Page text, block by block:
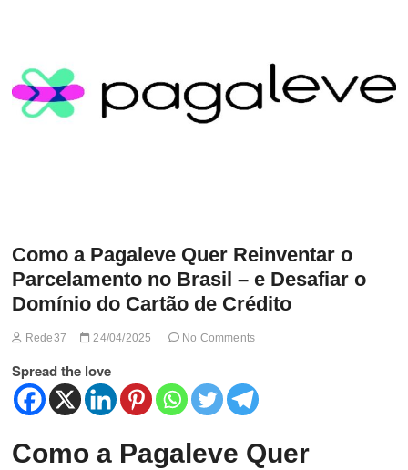
Como a Pagaleve Quer Reinventar o
Parcelamento no Brasil – e Desafiar o
Domínio do Cartão de Crédito
Rede37 24/04/2025 No Comments
Spread the love
Como a Pagaleve Quer